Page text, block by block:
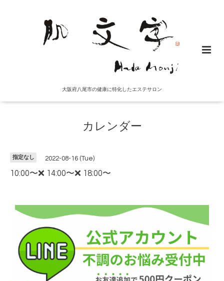
大阪府八尾市の健康に特化したエステサロン
カレンダー
指定なし 2022-08-16 (Tue)
10:00〜❌ 14:00〜❌ 18:00〜